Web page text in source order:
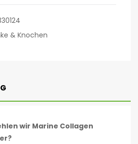
& Knochen
wir Marine Collagen